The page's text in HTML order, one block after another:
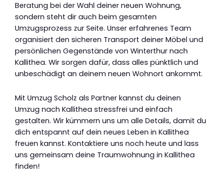
Beratung bei der Wahl deiner neuen Wohnung,
sondern steht dir auch beim gesamten
Umzugsprozess zur Seite. Unser erfahrenes Team
organisiert den sicheren Transport deiner Möbel und
persönlichen Gegenstände von Winterthur nach
Kallithea. Wir sorgen dafür, dass alles pünktlich und
unbeschädigt an deinem neuen Wohnort ankommt.
Mit Umzug Scholz als Partner kannst du deinen
Umzug nach Kallithea stressfrei und einfach
gestalten. Wir kümmern uns um alle Details, damit du
dich entspannt auf dein neues Leben in Kallithea
freuen kannst. Kontaktiere uns noch heute und lass
uns gemeinsam deine Traumwohnung in Kallithea
finden!